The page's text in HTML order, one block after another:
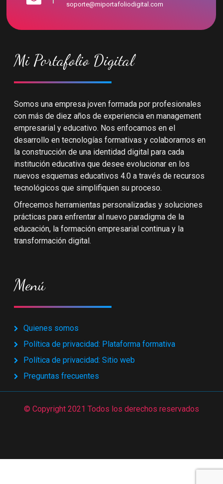
soporte@miportafoliodigital.com
Mi Portafolio Digital
Somos una empresa joven formada por profesionales
con más de diez años de experiencia en management
empresarial y educativo. Nos enfocamos en el
desarrollo en tecnologías formativas y colaboramos en
la construcción de una identidad digital para cada
institución educativa que desee evolucionar en los
nuevos esquemas educativos 4.0 a través de recursos
tecnológicos que simplifiquen su proceso.
Ofrecemos herramientas personalizadas y soluciones
prácticas para enfrentar al nuevo paradigma de la
educación, la formación empresarial continua y la
transformación digital.
Menú
Quienes somos
Política de privacidad: Plataforma formativa
Política de privacidad: Sitio web
Preguntas frecuentes
© Copyright 2021 Todos los derechos reservados